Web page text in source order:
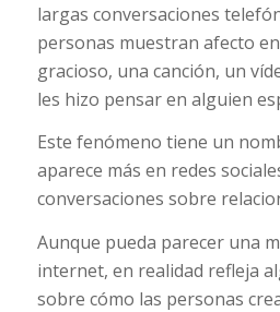
largas conversaciones
personas muestran afecto
gracioso, una canción, un
les hizo pensar en alguien
Este fenómeno tiene un
aparece más en redes
conversaciones sobre
Aunque pueda parecer una
internet, en realidad refleja
sobre cómo las personas